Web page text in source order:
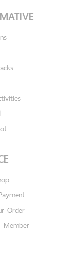
Order
Member